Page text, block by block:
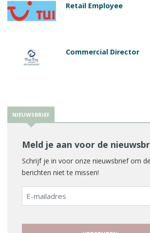
Retail Employee
Commercial Director
NIEUWSBRIEF
Meld je aan voor de
Schrijf je in voor onze nieuwsbrief om
berichten niet te missen!
E-
mailadres